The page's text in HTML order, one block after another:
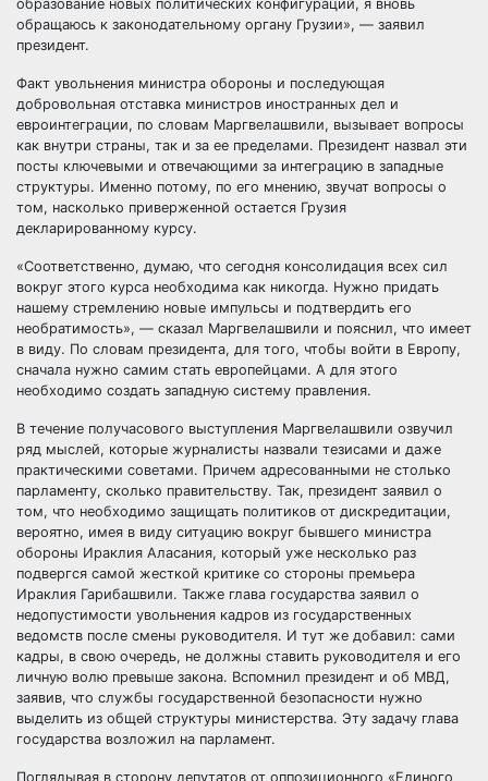
образование новых политических конфигураций, я вновь
обращаюсь к законодательному органу Грузии», — заявил
президент.
Факт увольнения министра обороны и последующая
добровольная отставка министров иностранных дел и
евроинтеграции, по словам Маргвелашвили, вызывает вопросы
как внутри страны, так и за ее пределами. Президент назвал эти
посты ключевыми и отвечающими за интеграцию в западные
структуры. Именно потому, по его мнению, звучат вопросы о
том, насколько приверженной остается Грузия
декларированному курсу.
«Соответственно, думаю, что сегодня консолидация всех сил
вокруг этого курса необходима как никогда. Нужно придать
нашему стремлению новые импульсы и подтвердить его
необратимость», — сказал Маргвелашвили и пояснил, что имеет
в виду. По словам президента, для того, чтобы войти в Европу,
сначала нужно самим стать европейцами. А для этого
необходимо создать западную систему правления.
В течение получасового выступления Маргвелашвили озвучил
ряд мыслей, которые журналисты назвали тезисами и даже
практическими советами. Причем адресованными не столько
парламенту, сколько правительству. Так, президент заявил о
том, что необходимо защищать политиков от дискредитации,
вероятно, имея в виду ситуацию вокруг бывшего министра
обороны Ираклия Аласания, который уже несколько раз
подвергся самой жесткой критике со стороны премьера
Ираклия Гарибашвили. Также глава государства заявил о
недопустимости увольнения кадров из государственных
ведомств после смены руководителя. И тут же добавил: сами
кадры, в свою очередь, не должны ставить руководителя и его
личную волю превыше закона. Вспомнил президент и об МВД,
заявив, что службы государственной безопасности нужно
выделить из общей структуры министерства. Эту задачу глава
государства возложил на парламент.
Поглядывая в сторону депутатов от оппозиционного «Единого